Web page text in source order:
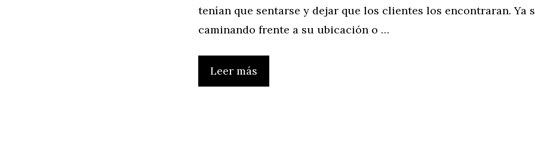
tenían que sentarse y dejar que los clientes los encontraran. Ya
caminando frente a su ubicación o …
Leer más